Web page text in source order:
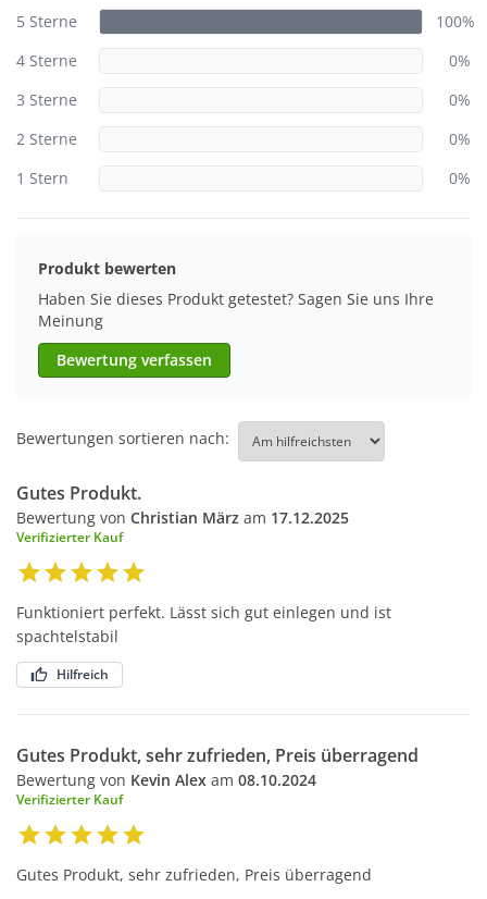
5 Sterne
100%
4 Sterne
0%
3 Sterne
0%
2 Sterne
0%
1 Stern
0%
Produkt bewerten
Haben Sie dieses Produkt getestet? Sagen Sie uns Ihre
Meinung
Bewertung verfassen
Bewertungen sortieren nach:
Gutes Produkt.
Bewertung von Christian März am 17.12.2025
Verifizierter Kauf
Funktioniert perfekt. Lässt sich gut einlegen und ist
spachtelstabil
Hilfreich
Gutes Produkt, sehr zufrieden, Preis überragend
Bewertung von Kevin Alex am 08.10.2024
Verifizierter Kauf
Gutes Produkt, sehr zufrieden, Preis überragend